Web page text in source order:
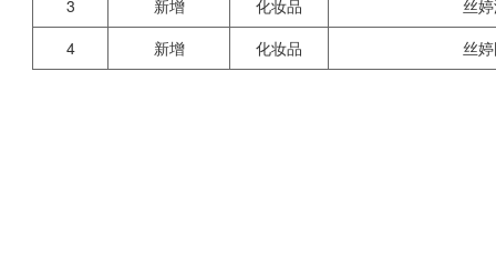
3
新增 化妆品
丝
4
新增 化妆品 丝